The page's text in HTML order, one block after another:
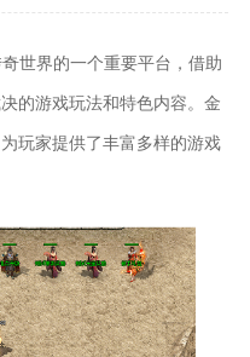
世界的一个重要平台，借助
的游戏玩法和特色内容。金
玩家提供了丰富多样的游戏